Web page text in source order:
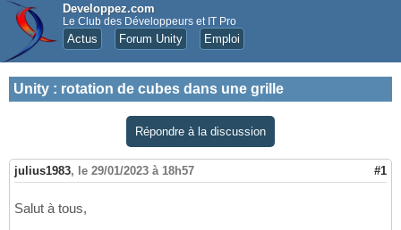
Developpez.com
Le Club des Développeurs et IT Pro
Actus Forum Unity Emploi
Unity : rotation de cubes dans une grille
Répondre à la discussion
julius1983, le 29/01/2023 à 18h57 #1
Salut à tous,